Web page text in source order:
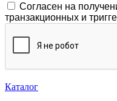
Согласен на
транзакционных и
Каталог